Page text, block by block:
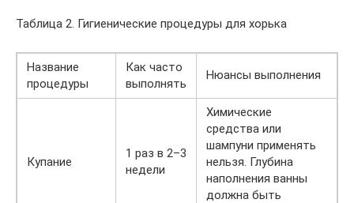
Таблица 2. Гигиенические процедуры для хорька
Название
процедуры
Как часто
выполнять
Нюансы выполнения
Купание
1 раз в 2–3
недели
Химические
средства или
шампуни применять
нельзя. Глубина
наполнения ванны
должна быть